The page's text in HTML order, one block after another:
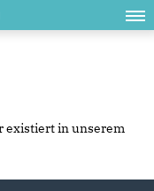
existiert in unserem